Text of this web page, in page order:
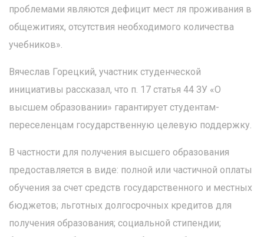
проблемами являются дефицит мест ля проживания в
общежитиях, отсутствия необходимого количества
учебников».
Вячеслав Горецкий, участник студенческой
инициативы рассказал, что п. 17 статья 44 ЗУ «О
высшем образовании» гарантирует студентам-
переселенцам государственную целевую поддержку.
В частности для получения высшего образования
предоставляется в виде: полной или частичной оплаты
обучения за счет средств государственного и местных
бюджетов; льготных долгосрочных кредитов для
получения образования; социальной стипендии;